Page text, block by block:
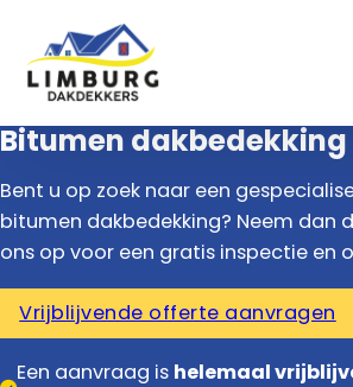
Bitumen dakbedekking
Bent u op zoek naar een
bitumen dakbedekking? Neem dan
ons op voor een gratis inspectie en
Vrijblijvende offerte aanvragen
Een aanvraag is helemaal